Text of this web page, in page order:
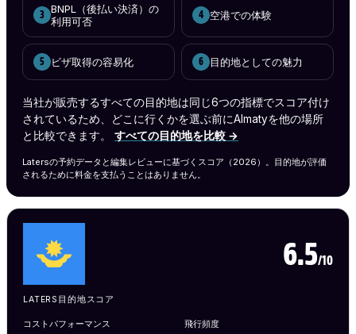
3
BNPL（後払い決済）の
利用可否
4 空港での体験
5 ビザ取得の容易化 6 目的地としての魅力
当社が販売するすべての目的地は同じ6つの指標でスコア付け
されているため、どこに行くかを選ぶ前にAlmatyを他の場所
と比較できます。
すべての目的地を比較 →
Latersの予約データと編集レビューに基づくスコア（2026）。目的地が評価
されるために料金を支払うことはありません。
6.5/10
LATERS目的地スコア
コストパフォーマンス 飛行頻度